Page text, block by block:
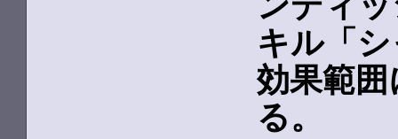
キル「
効果範
る。